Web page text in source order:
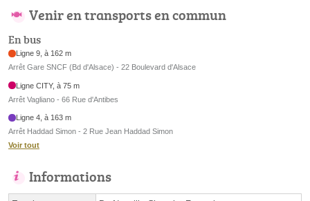
Venir en transports en commun
En bus
Ligne 9, à 162 m
Arrêt Gare SNCF (Bd d'Alsace) - 22 Boulevard d'Alsace
Ligne CITY, à 75 m
Arrêt Vagliano - 66 Rue d'Antibes
Ligne 4, à 163 m
Arrêt Haddad Simon - 2 Rue Jean Haddad Simon
Voir tout
Informations